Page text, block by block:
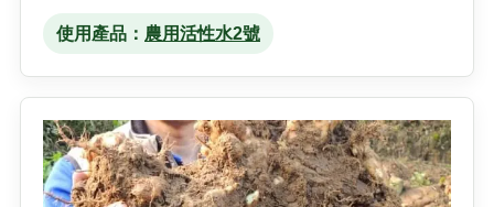
使用產品： 農用活性水2號